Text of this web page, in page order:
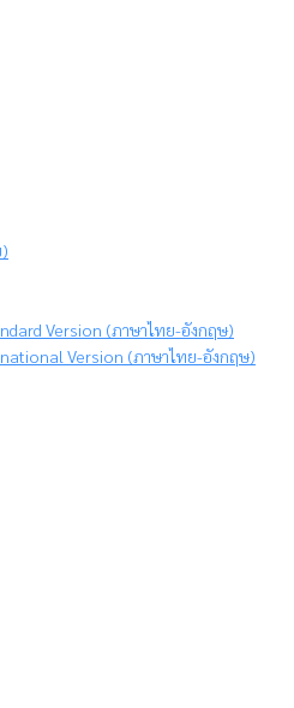
Version (ภาษาไทย-อังกฤษ)
Version (ภาษาไทย-อังกฤษ)